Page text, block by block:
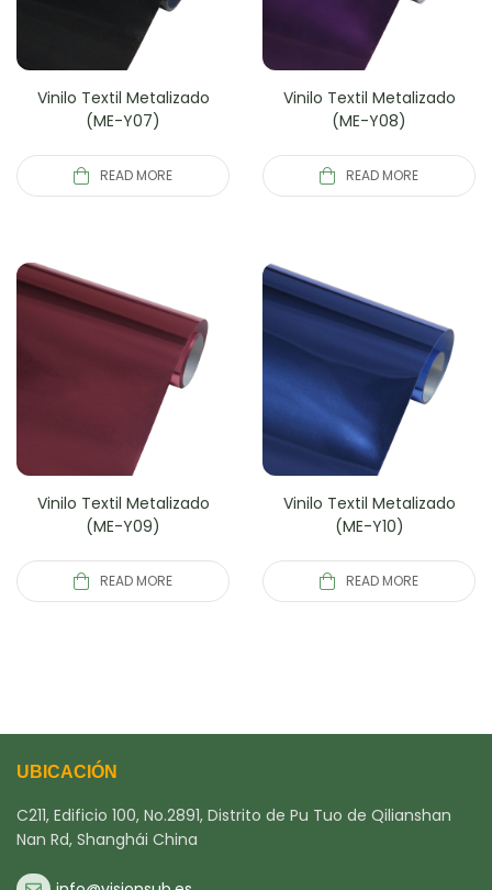
Vinilo Textil Metalizado
(ME-Y07)
READ MORE
Vinilo Textil Metalizado
(ME-Y08)
READ MORE
Vinilo Textil Metalizado
(ME-Y09)
READ MORE
Vinilo Textil Metalizado
(ME-Y10)
READ MORE
UBICACIÓN
C211, Edificio 100, No.2891, Distrito de Pu Tuo de Qilianshan
Nan Rd, Shanghái China